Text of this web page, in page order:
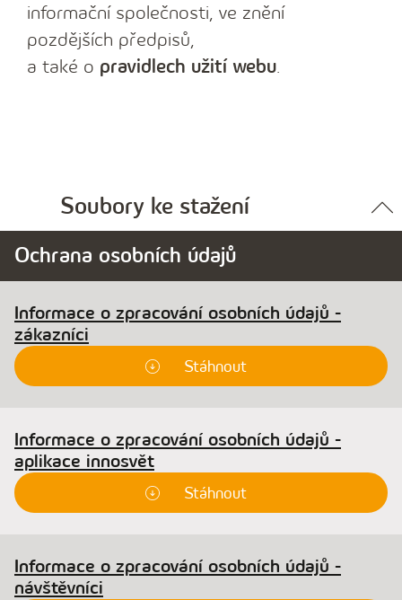
informační společnosti, ve znění
pozdějších předpisů,
a také o pravidlech užití webu.
Soubory ke stažení
Ochrana osobních údajů
Informace o zpracování osobních údajů -
zákazníci
Stáhnout
Informace o zpracování osobních údajů -
aplikace innosvět
Stáhnout
Informace o zpracování osobních údajů -
návštěvníci